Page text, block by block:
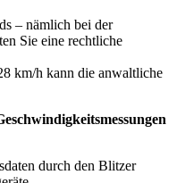
– nämlich bei der
Sie eine rechtliche
km/h kann die anwaltliche
durch den Blitzer